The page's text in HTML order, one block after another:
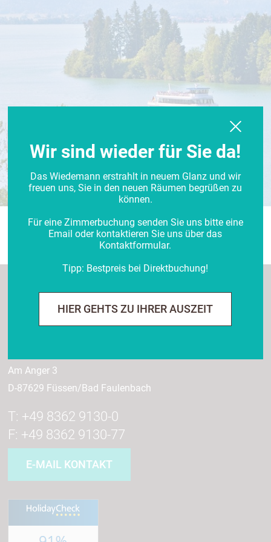
Wir sind wieder für Sie da!
Das Wiedemann erstrahlt in neuem Glanz und wir
freuen uns, Sie in den neuen Räumen begrüßen zu
können.
Für eine Zimmerbuchung senden Sie uns bitte eine
Email oder kontaktieren Sie uns über das
Kontaktformular.
Tipp: Bestpreis bei Direktbuchung!
HIER GEHTS ZU IHRER AUSZEIT
Wiedemann
KUR- UND VITALHOTEL
Am Anger 3
D-87629 Füssen/Bad Faulenbach
T: +49 8362 9130-0
F: +49 8362 9130-77
E-MAIL KONTAKT